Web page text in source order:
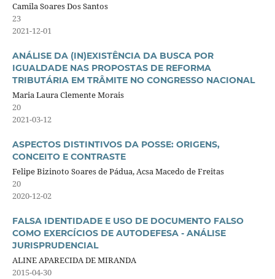
Camila Soares Dos Santos
23
2021-12-01
ANÁLISE DA (IN)EXISTÊNCIA DA BUSCA POR
IGUALDADE NAS PROPOSTAS DE REFORMA
TRIBUTÁRIA EM TRÂMITE NO CONGRESSO NACIONAL
Maria Laura Clemente Morais
20
2021-03-12
ASPECTOS DISTINTIVOS DA POSSE: ORIGENS,
CONCEITO E CONTRASTE
Felipe Bizinoto Soares de Pádua, Acsa Macedo de Freitas
20
2020-12-02
FALSA IDENTIDADE E USO DE DOCUMENTO FALSO
COMO EXERCÍCIOS DE AUTODEFESA - ANÁLISE
JURISPRUDENCIAL
ALINE APARECIDA DE MIRANDA
2015-04-30